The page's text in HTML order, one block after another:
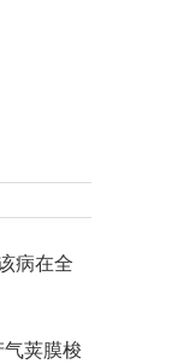
病在全
荚膜梭